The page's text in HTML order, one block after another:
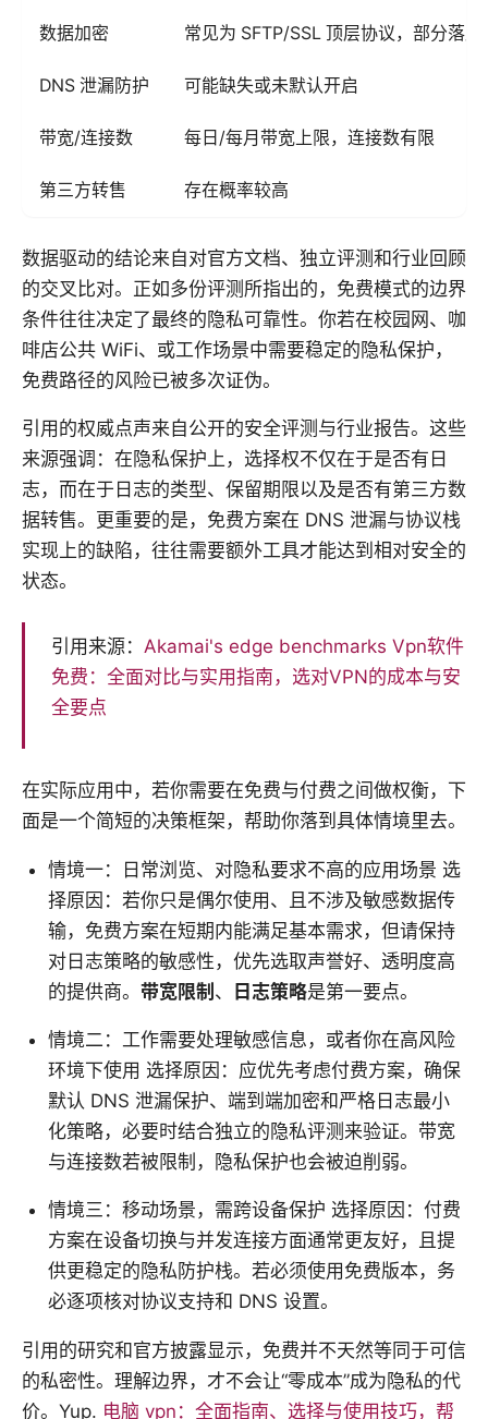
数据加密 常见为 SFTP/SSL 顶层协议，部分落
DNS 泄漏防护 可能缺失或未默认开启
带宽/连接数 每日/每月带宽上限，连接数有限
第三方转售 存在概率较高
数据驱动的结论来自对官方文档、独立评测和行业回顾
的交叉比对。正如多份评测所指出的，免费模式的边界
条件往往决定了最终的隐私可靠性。你若在校园网、咖
啡店公共 WiFi、或工作场景中需要稳定的隐私保护，
免费路径的风险已被多次证伪。
引用的权威点声来自公开的安全评测与行业报告。这些
来源强调：在隐私保护上，选择权不仅在于是否有日
志，而在于日志的类型、保留期限以及是否有第三方数
据转售。更重要的是，免费方案在 DNS 泄漏与协议栈
实现上的缺陷，往往需要额外工具才能达到相对安全的
状态。
引用来源： Akamai's edge benchmarks Vpn软件
免费：全面对比与实用指南，选对VPN的成本与安
全要点
在实际应用中，若你需要在免费与付费之间做权衡，下
面是一个简短的决策框架，帮助你落到具体情境里去。
情境一：日常浏览、对隐私要求不高的应用场景 选
择原因：若你只是偶尔使用、且不涉及敏感数据传
输，免费方案在短期内能满足基本需求，但请保持
对日志策略的敏感性，优先选取声誉好、透明度高
的提供商。 带宽限制 、 日志策略是第一要点。
情境二：工作需要处理敏感信息，或者你在高风险
环境下使用 选择原因：应优先考虑付费方案，确保
默认 DNS 泄漏保护、端到端加密和严格日志最小
化策略，必要时结合独立的隐私评测来验证。带宽
与连接数若被限制，隐私保护也会被迫削弱。
情境三：移动场景，需跨设备保护 选择原因：付费
方案在设备切换与并发连接方面通常更友好，且提
供更稳定的隐私防护栈。若必须使用免费版本，务
必逐项核对协议支持和 DNS 设置。
引用的研究和官方披露显示，免费并不天然等同于可信
的私密性。理解边界，才不会让“零成本”成为隐私的代
价。Yup. 电脑 vpn：全面指南、选择与使用技巧，帮